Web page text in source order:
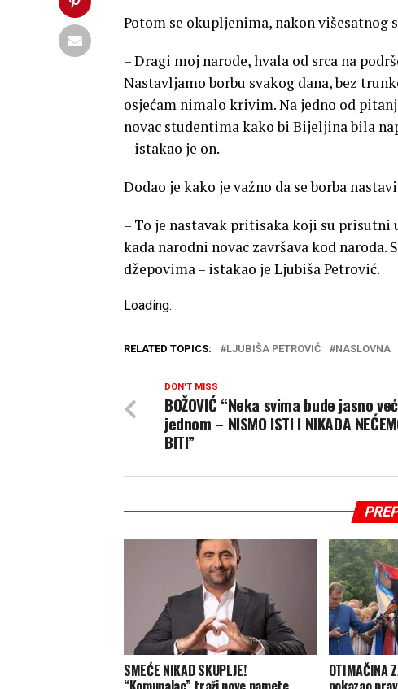
Potom se okupljenima, nakon
– Dragi moj narode, hvala od srca na
Nastavljamo borbu svakog dana, bez
osjećam nimalo krivim. Na jedno od
novac studentima kako bi Bijeljina bila
– istakao je on.
Dodao je kako je važno da se borba
– To je nastavak pritisaka koji su
kada narodni novac završava kod
džepovima – istakao je Ljubiša Petrović.
Loading.
RELATED TOPICS: LJUBIŠA PETROVIĆ NASLOVNA
DON'T MISS
BOŽOVIĆ “Neka svima bude jasno već
jednom – NISMO ISTI I NIKADA
BITI”
SMEĆE NIKAD SKUPLJE! OTIMAČINA